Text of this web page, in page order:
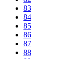
83
84
85
86
87
88